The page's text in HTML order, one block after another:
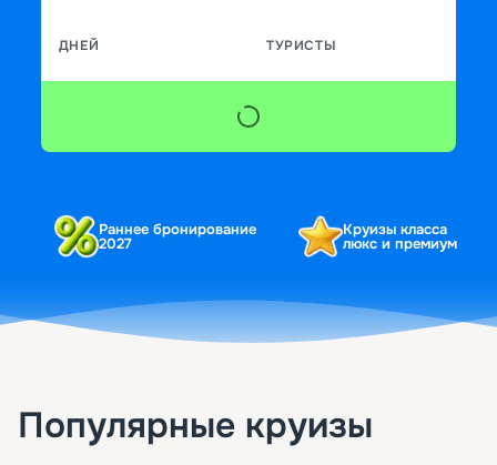
ДНЕЙ ТУРИСТЫ
Раннее бронирование
2027
Круизы класса
люкс и премиум
Популярные круизы